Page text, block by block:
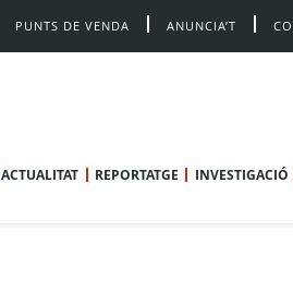
PUNTS DE VENDA ANUNCIA’T
ACTUALITAT REPORTATGE INVESTIGACIÓ